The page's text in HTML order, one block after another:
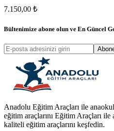
7.150,00 ₺
Bültenimize abone olun ve En Güncel
Anadolu Eğitim Araçları ile
eğitim araçlarını Eğitim Araçları
kaliteli eğitim araçlarını keşfedin.